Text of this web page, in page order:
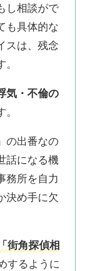
し相談がで
も具体的な
スは、残念
気・不倫の
の出番なの
話になる機
務所を自力
決め手に欠
「街角探偵相
するように